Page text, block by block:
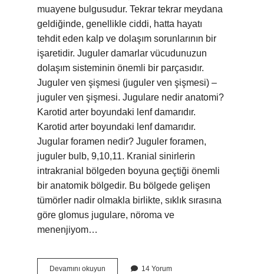
muayene bulgusudur. Tekrar tekrar meydana
geldiğinde, genellikle ciddi, hatta hayatı
tehdit eden kalp ve dolaşım sorunlarının bir
işaretidir. Juguler damarlar vücudunuzun
dolaşım sisteminin önemli bir parçasıdır.
Juguler ven şişmesi (juguler ven şişmesi) –
juguler ven şişmesi. Jugulare nedir anatomi?
Karotid arter boyundaki lenf damarıdır.
Karotid arter boyundaki lenf damarıdır.
Jugular foramen nedir? Juguler foramen,
juguler bulb, 9,10,11. Kranial sinirlerin
intrakranial bölgeden boyuna geçtiği önemli
bir anatomik bölgedir. Bu bölgede gelişen
tümörler nadir olmakla birlikte, sıklık sırasına
göre glomus jugulare, nöroma ve
menenjiyom…
Devamını okuyun 14 Yorum